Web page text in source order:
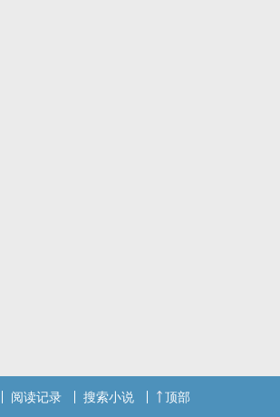
阅读记录 搜索小说 顶部